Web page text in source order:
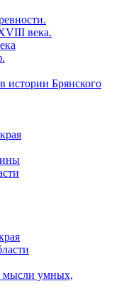
века.
истории Брянского
мысли умных,